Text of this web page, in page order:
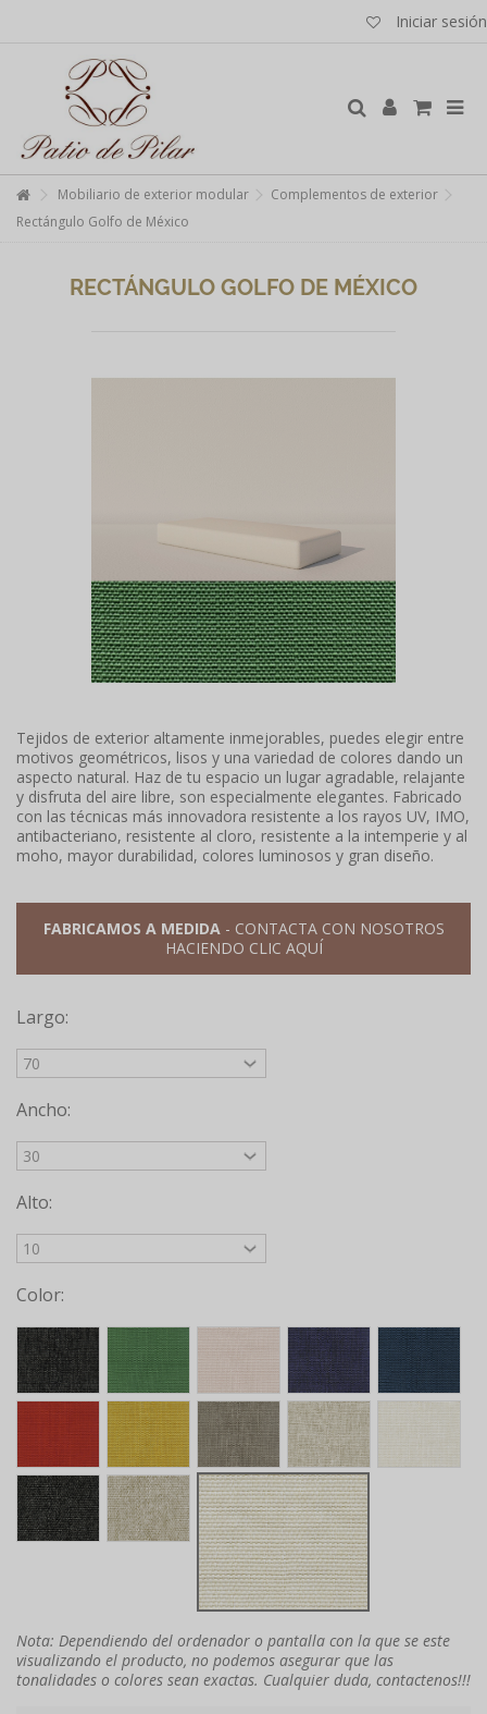
Iniciar sesión
Mobiliario de exterior modular
Complementos de exterior
Rectángulo Golfo de México
RECTÁNGULO GOLFO DE MÉXICO
Tejidos de exterior altamente inmejorables, puedes elegir entre
motivos geométricos, lisos y una variedad de colores dando un
aspecto natural. Haz de tu espacio un lugar agradable, relajante
y disfruta del aire libre, son especialmente elegantes. Fabricado
con las técnicas más innovadora resistente a los rayos UV, IMO,
antibacteriano, resistente al cloro, resistente a la intemperie y al
moho, mayor durabilidad, colores luminosos y gran diseño.
FABRICAMOS A MEDIDA- CONTACTA CON NOSOTROS
HACIENDO CLIC AQUÍ
Largo:
Ancho:
Alto:
Color:
Nota: Dependiendo del ordenador o pantalla con la que se este
visualizando el producto, no podemos asegurar que las
tonalidades o colores sean exactas. Cualquier duda, contactenos!!!